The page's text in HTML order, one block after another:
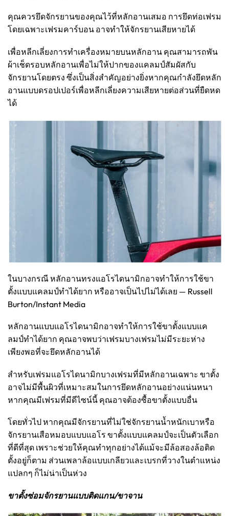
คุณควรยึดจักรยานของคุณไว้ที่หลักอานเสมอ การยึดท่อเฟรม
โดยเฉพาะเฟรมคาร์บอน อาจทำให้จักรยานเสียหายได้
เพื่อหลีกเลี่ยงการทำเครื่องหมายบนหลักอาน คุณสามารถพัน
ผ้าเช็ดรอบหลักอานเพื่อไม่ให้ปากของแคลมป์สัมผัสกับ
จักรยานโดยตรง ซึ่งเป็นสิ่งสำคัญอย่างยิ่งหากคุณกำลังยึดหลัก
อานแบบดรอปเปอร์เพื่อหลีกเลี่ยงความเสียหายต่อส่วนที่ยืดหด
ได้
ในบางกรณี หลักอานทรงแอโรไดนามิกอาจทำให้การใช้ขา
ตั้งแบบแคลมป์ทำได้ยาก หรืออาจเป็นไปไม่ได้เลย — Russell
Burton/Instant Media
หลักอานแบบแอโรไดนามิกอาจทำให้การใช้ขาตั้งแบบแค
ลมป์ทำได้ยาก คุณอาจพบว่าเฟรมบางเฟรมไม่มีระยะห่าง
เพียงพอที่จะยึดหลักอานได้
สำหรับเฟรมแอโรไดนามิกบางเฟรมที่มีหลักอานเฉพาะ ขาตั้ง
อาจไม่มีพื้นผิวที่เหมาะสมในการยึดหลักอานอย่างแน่นหนา
หากคุณมีเฟรมที่มีดีไซน์นี้ คุณอาจต้องซื้อขาตั้งแบบอื่น
โดยทั่วไป หากคุณมีจักรยานที่ไม่ใช่จักรยานน้ำหนักเบาหรือ
จักรยานเสือหมอบแบบแอโร ขาตั้งแบบแคลมป์จะเป็นตัวเลือก
ที่ดีที่สุด เพราะช่วยให้คุณทำทุกอย่างได้แม้จะมีล้อสองล้อติด
ตั้งอยู่ก็ตาม ส่วนเพลาล้อแบบเกลียวและเบรกที่วางในตำแหน่ง
แปลกๆ ก็ไม่น่าเป็นห่วง
ขาตั้งซ่อมจักรยานแบบติดแกน/ขาจาน